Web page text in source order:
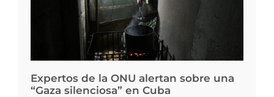
Expertos de la ONU alertan sobre una
“Gaza silenciosa” en Cuba